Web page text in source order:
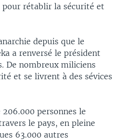
rétablir la sécurité et
depuis que le
a renversé le président
De nombreux miliciens
et se livrent à des sévices
personnes le
le pays, en pleine
63.000 autres